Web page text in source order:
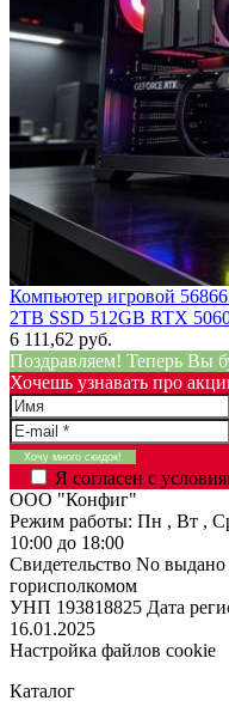
Компьютер игровой
2TB SSD 512GB RTX
6 111,62 руб.
Поздравляем! Теперь Вы
Хочешь узнавать про
Я согласен с
ООО "Конфиг"
Режим работы: Пн , Вт ,
10:00 до 18:00
Свидетельство No
горисполкомом
УНП 193818825 Дата
16.01.2025
Настройка файлов cookie
Каталог